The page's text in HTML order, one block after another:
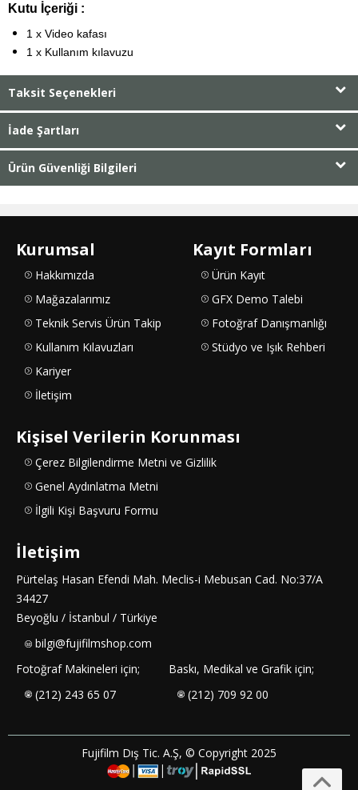
Kutu İçeriği :
1 x Video kafası
1 x Kullanım kılavuzu
Taksit Seçenekleri
İade Şartları
Ürün Güvenliği Bilgileri
Kurumsal
Hakkımızda
Mağazalarımız
Teknik Servis Ürün Takip
Kullanım Kılavuzları
Kariyer
İletişim
Kayıt Formları
Ürün Kayıt
GFX Demo Talebi
Fotoğraf Danışmanlığı
Stüdyo ve Işık Rehberi
Kişisel Verilerin Korunması
Çerez Bilgilendirme Metni ve Gizlilik
Genel Aydınlatma Metni
İlgili Kişi Başvuru Formu
İletişim
Pürtelaş Hasan Efendi Mah. Meclis-i Mebusan Cad. No:37/A
34427
Beyoğlu / İstanbul / Türkiye
bilgi@fujifilmshop.com
Fotoğraf Makineleri için;
(212) 243 65 07
Baskı, Medikal ve Grafik için;
(212) 709 92 00
Fujifilm Dış Tic. A.Ş, © Copyright 2025